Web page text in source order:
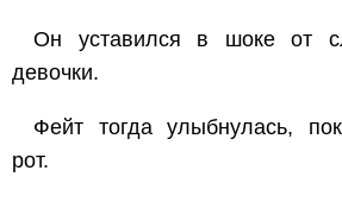
Он уставился в шоке от
девочки.
Фейт тогда улыбнулась,
рот.